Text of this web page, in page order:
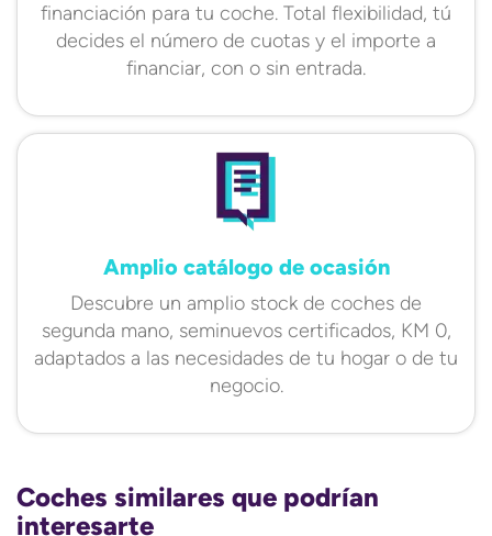
financiación para tu coche. Total flexibilidad, tú
decides el número de cuotas y el importe a
financiar, con o sin entrada.
Amplio catálogo de ocasión
Descubre un amplio stock de coches de
segunda mano, seminuevos certificados, KM 0,
adaptados a las necesidades de tu hogar o de tu
negocio.
Coches similares que podrían
interesarte